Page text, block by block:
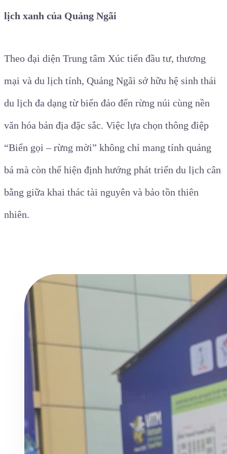
lịch xanh của Quảng Ngãi
Theo đại diện Trung tâm Xúc tiến đầu tư, thương
mại và du lịch tỉnh, Quảng Ngãi sở hữu hệ sinh thái
du lịch đa dạng từ biển đảo đến rừng núi cùng nền
văn hóa bản địa đặc sắc. Việc lựa chọn thông điệp
“Biển gọi – rừng mời” không chỉ mang tính quảng
bá mà còn thể hiện định hướng phát triển du lịch cân
bằng giữa khai thác tài nguyên và bảo tồn thiên
nhiên.